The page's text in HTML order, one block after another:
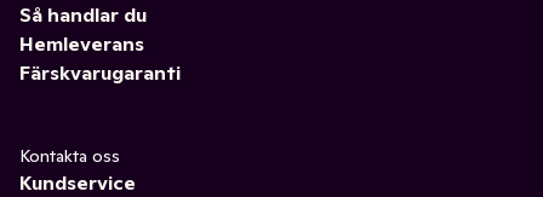
Så handlar du
Hemleverans
Färskvarugaranti
Kontakta oss
Kundservice